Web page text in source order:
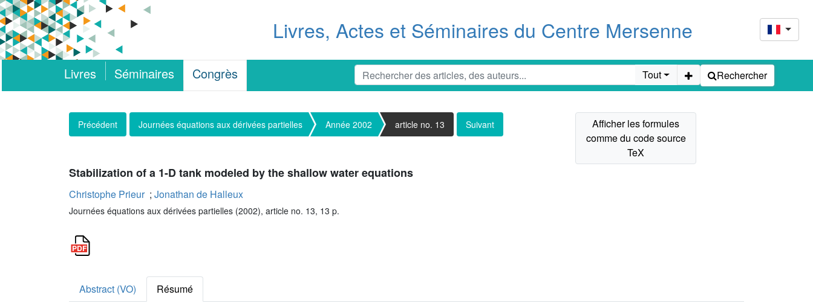
Livres, Actes et Séminaires du Centre Mersenne
Livres Séminaires Congrès Tout Rechercher
Précédent Journées équations aux dérivées partielles Année 2002 article no. 13 Suivant
Stabilization of a 1-D tank modeled by the shallow water equations
Christophe Prieur; Jonathan de Halleux
Journées équations aux dérivées partielles (2002), article no. 13, 13 p.
Abstract (VO) Résumé